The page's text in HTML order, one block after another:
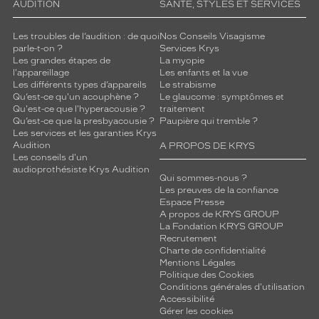
AUDITION
Les troubles de l’audition : de quoi
parle-t-on ?
Les grandes étapes de
l'appareillage
Les différents types d’appareils
Qu’est-ce qu'un acouphène ?
Qu'est-ce que l'hyperacousie ?
Qu’est-ce que la presbyacousie ?
Les services et les garanties Krys
Audition
Les conseils d'un
audioprothésiste Krys Audition
SANTÉ, STYLES ET SERVICES
Nos Conseils Visagisme
Services Krys
La myopie
Les enfants et la vue
Le strabisme
Le glaucome : symptômes et
traitement
Paupière qui tremble ?
A PROPOS DE KRYS
Qui sommes-nous ?
Les preuves de la confiance
Espace Presse
A propos de KRYS GROUP
La Fondation KRYS GROUP
Recrutement
Charte de confidentialité
Mentions Légales
Politique des Cookies
Conditions générales d'utilisation
Accessibilité
Gérer les cookies